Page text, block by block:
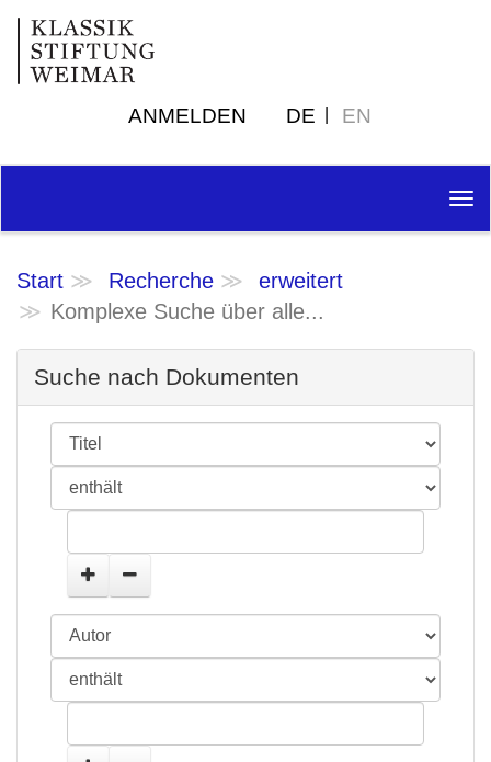
ANMELDEN DE EN
Start Recherche
erweitert
Komplexe Suche über alle...
Suche nach Dokumenten